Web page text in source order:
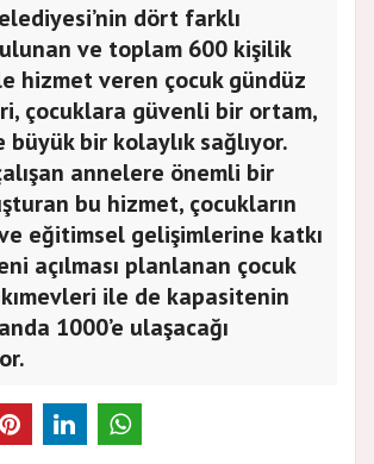
dört farklı
ve toplam 600 kişilik
hizmet veren çocuk gündüz
çocuklara güvenli bir ortam,
bir kolaylık sağlıyor.
annelere önemli bir
bu hizmet, çocukların
eğitimsel gelişimlerine katkı
açılması planlanan çocuk
ile de kapasitenin
1000’e ulaşacağı